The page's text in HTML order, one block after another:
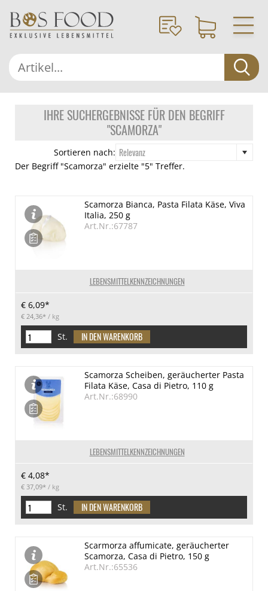
IHRE SUCHERGEBNISSE FÜR DEN BEGRIFF
"SCAMORZA"
Sortieren nach: Relevanz
Der Begriff "Scamorza" erzielte "5" Treffer.
LEBENSMITTELKENNZEICHNUNGEN
Scamorza Bianca, Pasta Filata Käse, Viva
Italia, 250 g
Art.Nr.:67787
€ 6,09*
€ 24,36* / kg
St.
LEBENSMITTELKENNZEICHNUNGEN
Scamorza Scheiben, geräucherter Pasta
Filata Käse, Casa di Pietro, 110 g
Art.Nr.:68990
€ 4,08*
€ 37,09* / kg
St.
Scarmorza affumicate, geräucherter
Scamorza, Casa di Pietro, 150 g
Art.Nr.:65536